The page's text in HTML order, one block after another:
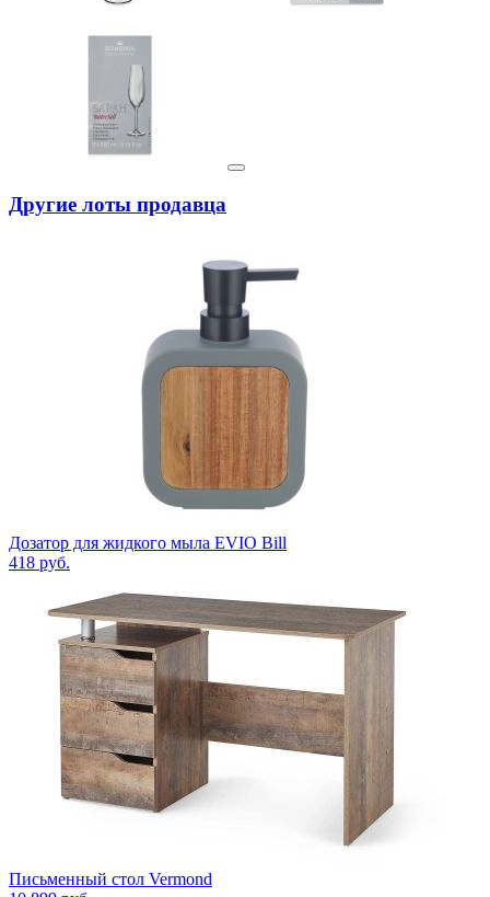
Другие лоты продавца
Дозатор для жидкого мыла EVIO Bill
418 руб.
Письменный стол Vermond